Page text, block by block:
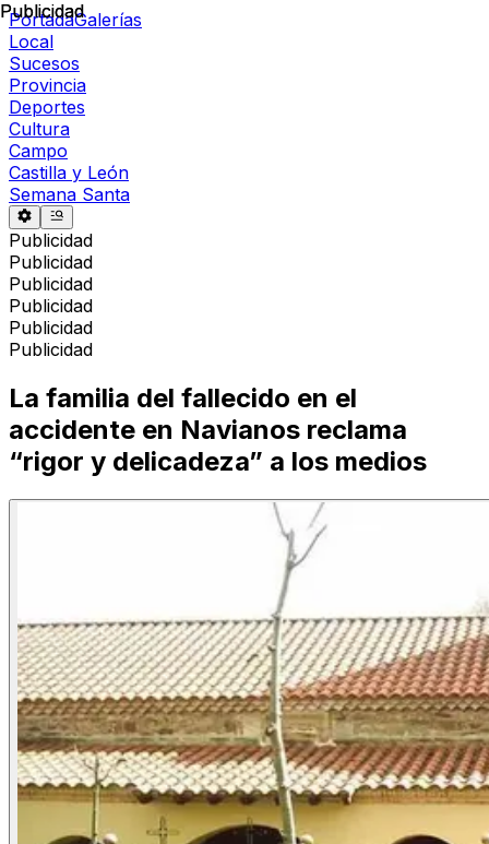
PortadaGalerías
Local
Sucesos
Provincia
Deportes
Cultura
Campo
Castilla y León
Semana Santa
Publicidad
Publicidad
Publicidad
Publicidad
Publicidad
Publicidad
Publicidad
La familia del fallecido en el
accidente en Navianos reclama
“rigor y delicadeza” a los medios
Publicidad